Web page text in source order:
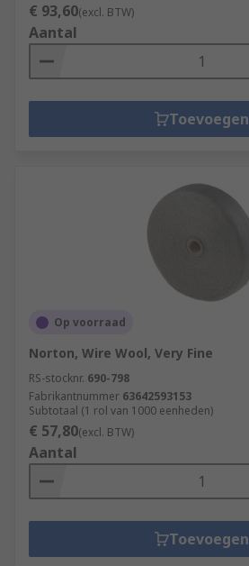
€ 93,60(excl. BTW)
Aantal
Toevoegen
Op voorraad
Norton, Wire Wool, Very Fine
RS-stocknr. 690-798
Fabrikantnummer 63642593153
Subtotaal (1 rol van 1000 eenheden)
€ 57,80(excl. BTW)
Aantal
Toevoegen